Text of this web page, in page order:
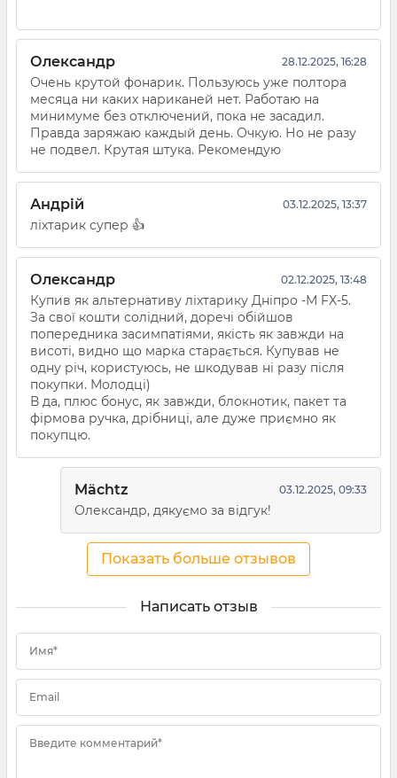
Олександр 28.12.2025, 16:28
Очень крутой фонарик. Пользуюсь уже полтора
месяца ни каких нариканей нет. Работаю на
минимуме без отключений, пока не засадил.
Правда заряжаю каждый день. Очкую. Но не разу
не подвел. Крутая штука. Рекомендую
Андрій 03.12.2025, 13:37
ліхтарик супер 👍
Олександр 02.12.2025, 13:48
Купив як альтернативу ліхтарику Дніпро -М FX-5.
За свої кошти солідний, доречі обійшов
попередника засимпатіями, якість як завжди на
висоті, видно що марка старається. Купував не
одну річ, користуюсь, не шкодував ні разу після
покупки. Молодці)
В да, плюс бонус, як завжди, блокнотик, пакет та
фірмова ручка, дрібниці, але дуже приємно як
покупцю.
Mächtz 03.12.2025, 09:33
Олександр, дякуємо за відгук!
Показать больше отзывов
Написать отзыв
Имя*
Email
Введите комментарий*